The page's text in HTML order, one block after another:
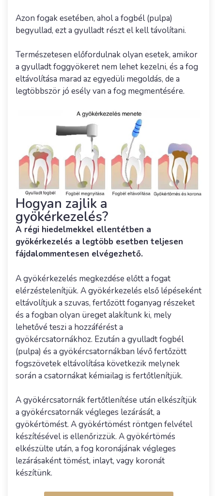
Azon fogak esetében, ahol a fogbél (pulpa)
begyullad, ezt a gyulladt részt el kell távolítani.
Természetesen előfordulnak olyan esetek, amikor
a gyulladt foggyökeret nem lehet kezelni, és a fog
eltávolítása marad az egyedüli megoldás, de a
legtöbbször jó esély van a fog megmentésére.
Hogyan zajlik a
gyökérkezelés?
A régi hiedelmekkel ellentétben a
gyökérkezelés a legtöbb esetben teljesen
fájdalommentesen elvégezhető.
A gyökérkezelés megkezdése előtt a fogat
elérzéstelenítjük. A gyökérkezelés első lépéseként
eltávolítjuk a szuvas, fertőzött foganyag részeket
és a fogban olyan üreget alakítunk ki, mely
lehetővé teszi a hozzáférést a
gyökércsatornákhoz. Ezután a gyulladt fogbél
(pulpa) és a gyökércsatornákban lévő fertőzött
fogszövetek eltávolítása következik melynek
során a csatornákat kémiailag is fertőtlenítjük.
A gyökércsatornák fertőtlenítése után elkészítjük
a gyökércsatornák végleges lezárását, a
gyökértömést. A gyökértömést röntgen felvétel
készítésével is ellenőrizzük. A gyökértömés
elkészülte után, a fog koronájának végleges
lezárásaként tömést, inlayt, vagy koronát
készítünk.